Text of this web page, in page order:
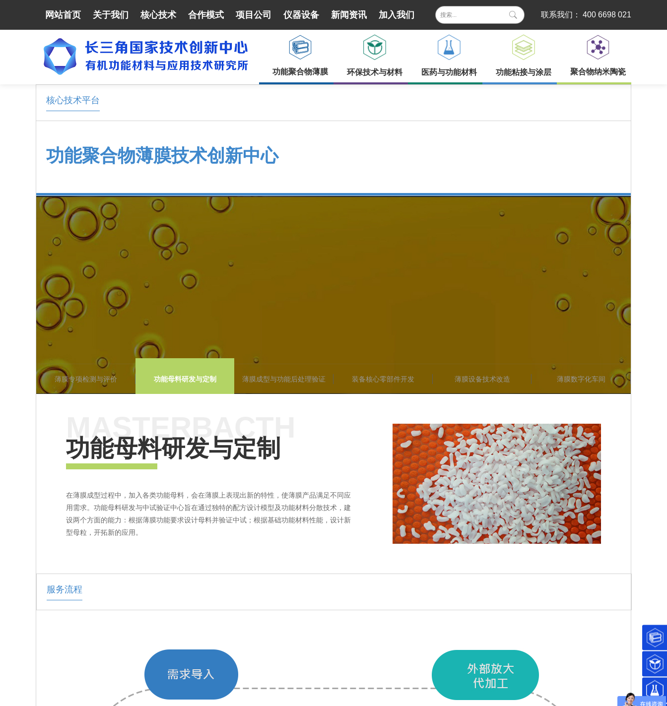
网站首页 关于我们 核心技术 合作模式 项目公司 仪器设备 新闻资讯 加入我们 联系我们： 400 6698 021
功能聚合物薄膜 环保技术与材料 医药与功能材料 功能粘接与涂层 聚合物纳米陶瓷
核心技术平台
功能聚合物薄膜技术创新中心
薄膜专项检测与评价 功能母料研发与定制 薄膜成型与功能后处理验证 装备核心零部件开发 薄膜设备技术改造 薄膜数字化车间
MASTERBACTH
功能母料研发与定制
在薄膜成型过程中，加入各类功能母料，会在薄膜上表现出新的特性，使薄膜产品满足不同应
用需求。功能母料研发与中试验证中心旨在通过独特的配方设计模型及功能材料分散技术，建
设两个方面的能力：根据薄膜功能要求设计母料并验证中试；根据基础功能材料性能，设计新
型母粒，开拓新的应用。
服务流程